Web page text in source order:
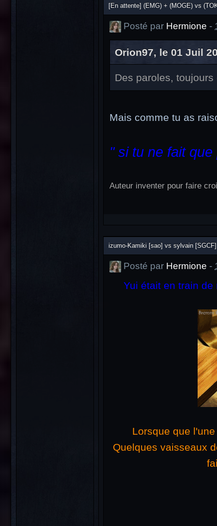
[En attente] (EMG) + (MOGE) vs
Posté par Hermione -
Orion97, le 01 Juil
Des paroles,
Mais comme tu as
" si tu ne fait
Auteur inventer pour faire
izumo-Kamiki [sao] vs sylvain [SGCF]
Posté par Hermione -
Yui était en train
Lorsque que
Quelques vaisseaux